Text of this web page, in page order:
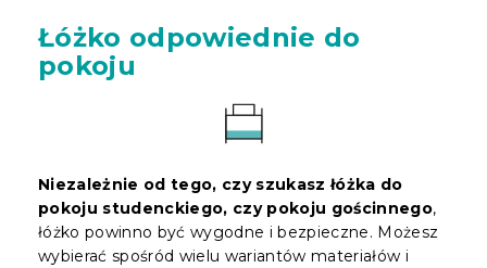
Łóżko odpowiednie do
pokoju
Niezależnie od tego, czy szukasz łóżka do
pokoju studenckiego, czy pokoju gościnnego,
łóżko powinno być wygodne i bezpieczne. Możesz
wybierać spośród wielu wariantów materiałów i